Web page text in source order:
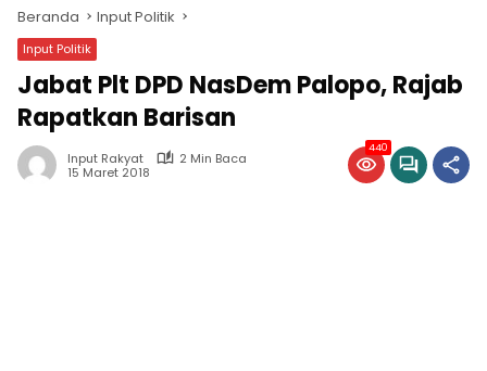
Beranda Input Politik
Input Politik
Jabat Plt DPD NasDem Palopo, Rajab
Rapatkan Barisan
Input Rakyat
2 Min Baca
15 Maret 2018
440